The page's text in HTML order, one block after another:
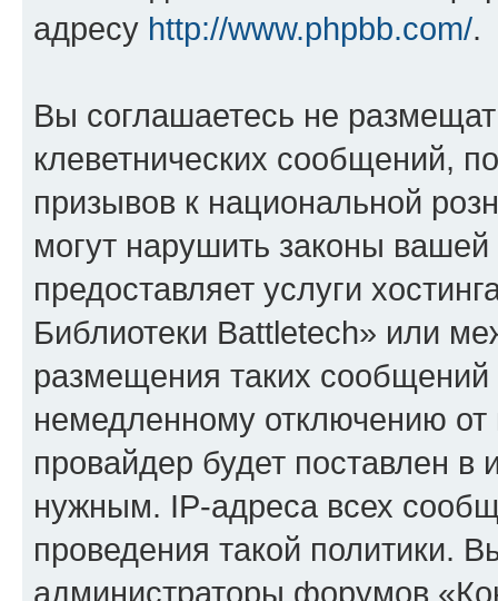
адресу http://www.phpbb.com/.
Вы соглашаетесь не
клеветнических сообщений,
призывов к национальной
могут нарушить законы
предоставляет услуги
Библиотеки Battletech» или
размещения таких
немедленному отключению
провайдер будет поставлен в
нужным. IP-адреса всех
проведения такой политики.
администраторы форумов